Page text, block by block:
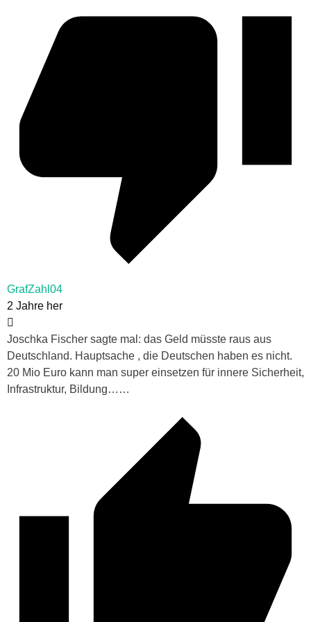
GrafZahl04
2 Jahre her
Joschka Fischer sagte mal: das Geld müsste raus aus
Deutschland. Hauptsache , die Deutschen haben es nicht.
20 Mio Euro kann man super einsetzen für innere Sicherheit,
Infrastruktur, Bildung……